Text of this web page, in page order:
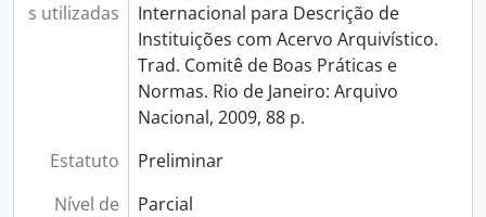
s utilizadas
Internacional para Descrição de
Instituições com Acervo Arquivístico.
Trad. Comitê de Boas Práticas e
Normas. Rio de Janeiro: Arquivo
Nacional, 2009, 88 p.
Estatuto
Preliminar
Nível de
Parcial